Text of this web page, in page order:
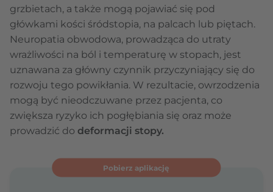
grzbietach, a także mogą pojawiać się pod
główkami kości śródstopia, na palcach lub piętach.
Neuropatia obwodowa, prowadząca do utraty
wrażliwości na ból i temperaturę w stopach, jest
uznawana za główny czynnik przyczyniający się do
rozwoju tego powikłania. W rezultacie, owrzodzenia
mogą być nieodczuwane przez pacjenta, co
zwiększa ryzyko ich pogłębiania się oraz może
prowadzić do deformacji stopy.
Pobierz aplikację